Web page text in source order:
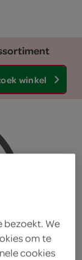
winkel
bezoekt. We
om te
cookies